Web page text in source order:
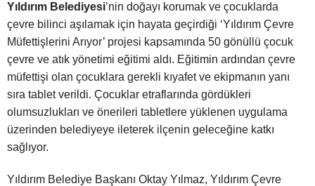
Yıldırım Belediyesi’nin doğayı korumak ve çocuklarda
çevre bilinci aşılamak için hayata geçirdiği ‘Yıldırım Çevre
Müfettişlerini Arıyor’ projesi kapsamında 50 gönüllü çocuk
çevre ve atık yönetimi eğitimi aldı. Eğitimin ardından çevre
müfettişi olan çocuklara gerekli kıyafet ve ekipmanın yanı
sıra tablet verildi. Çocuklar etraflarında gördükleri
olumsuzlukları ve önerileri tabletlere yüklenen uygulama
üzerinden belediyeye ileterek ilçenin geleceğine katkı
sağlıyor.
Yıldırım Belediye Başkanı Oktay Yılmaz, Yıldırım Çevre